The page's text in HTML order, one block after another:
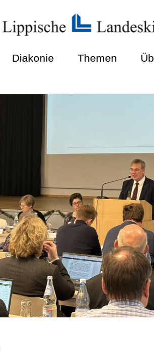
Diakonie Themen